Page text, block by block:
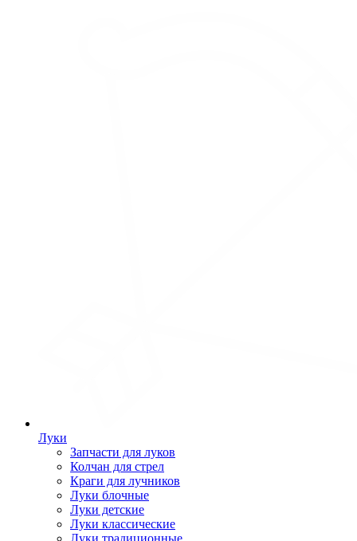
Луки
Запчасти для луков
Колчан для стрел
Краги для лучников
Луки блочные
Луки детские
Луки классические
Луки традиционные